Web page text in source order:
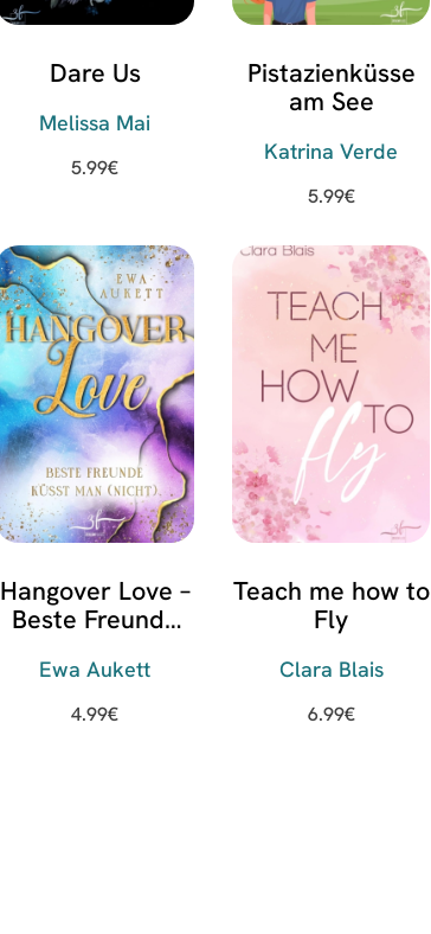
Dare Us
Melissa Mai
5.99€
Pistazienküsse
am See
Katrina Verde
5.99€
Hangover Love –
Beste Freunde
Ewa Aukett
4.99€
Teach me how to
Fly
Clara Blais
6.99€